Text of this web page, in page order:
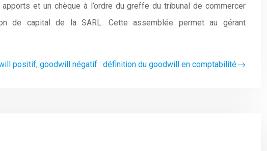
et un chèque à l’ordre du greffe du tribunal de commercer
de capital de la SARL. Cette assemblée permet au gérant
positif, goodwill négatif : définition du goodwill en comptabilité